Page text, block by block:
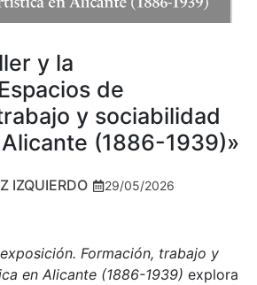
y la
de
y sociabilidad
(1886-1939)»
IZQUIERDO 29/05/2026
Formación, trabajo y
en Alicante (1886-1939) explora